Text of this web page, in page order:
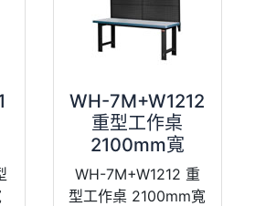
WH-7M+W1212
重型工作桌
2100mm寬
WH-7M+W1212 重
型工作桌 2100mm寬